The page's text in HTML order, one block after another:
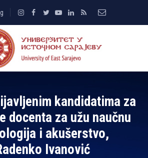
kandidatima za
docenta za užu naučnu
i akušerstvo,
Ivanović